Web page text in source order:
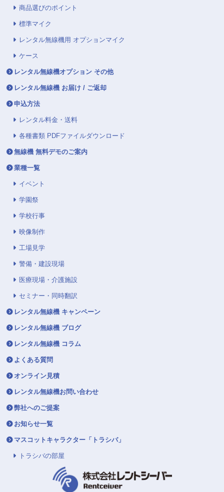
商品選びのポイント
標準マイク
レンタル無線機用 オプションマイク
ケース
レンタル無線機オプション その他
レンタル無線機 お届け / ご返却
申込方法
レンタル料金・送料
各種書類 PDFファイルダウンロード
無線機 無料デモのご案内
業種一覧
イベント
学園祭
学校行事
映像制作
工場見学
警備・建設現場
医療現場・介護施設
セミナー・同時翻訳
レンタル無線機 キャンペーン
レンタル無線機 ブログ
レンタル無線機 コラム
よくある質問
オンライン見積
レンタル無線機お問い合わせ
弊社へのご提案
お知らせ一覧
マスコットキャラクター「トラシバ」
トラシバの部屋